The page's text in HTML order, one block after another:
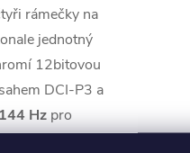
rámečky na
jednotný
12bitovou
DCI-P3 a
Hz pro